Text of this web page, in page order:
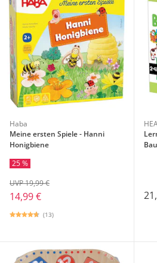
Haba
Meine ersten Spiele - Hanni
Honigbiene
25 %
14,99 €
UVP 19,99 €
(13)